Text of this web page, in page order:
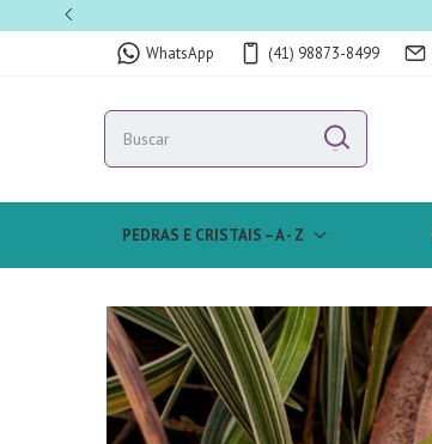
WhatsApp (41) 98873-8499
PEDRAS E CRISTAIS – A - Z